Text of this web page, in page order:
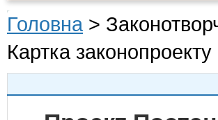
Головна >
Картка законопроекту